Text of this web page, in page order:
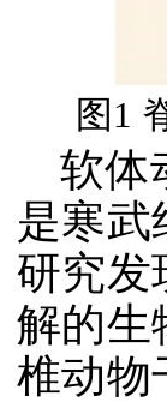
图1
软体
是寒武
研究发
解的生
椎动物